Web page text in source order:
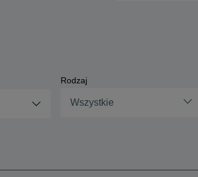
Rodzaj
Wszystkie